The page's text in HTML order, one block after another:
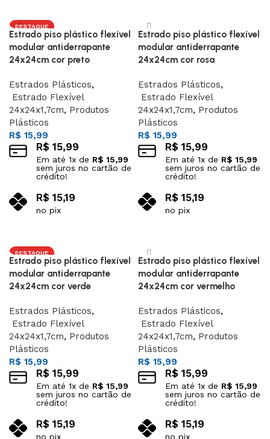
DESTAQUE
Estrado piso plástico flexível
modular antiderrapante
24x24cm cor preto
Estrados Plásticos,
Estrado Flexível
24x24x1,7cm, Produtos
Plásticos
R$ 15,99
R$ 15,99
Em até 1x de R$ 15,99
sem juros no cartão de
crédito!
R$ 15,19
no pix
Estrado piso plástico flexível
modular antiderrapante
24x24cm cor rosa
Estrados Plásticos,
Estrado Flexível
24x24x1,7cm, Produtos
Plásticos
R$ 15,99
R$ 15,99
Em até 1x de R$ 15,99
sem juros no cartão de
crédito!
R$ 15,19
no pix
DESTAQUE
Estrado piso plástico flexível
modular antiderrapante
24x24cm cor verde
Estrados Plásticos,
Estrado Flexível
24x24x1,7cm, Produtos
Plásticos
R$ 15,99
R$ 15,99
Em até 1x de R$ 15,99
sem juros no cartão de
crédito!
R$ 15,19
no pix
Estrado piso plástico flexível
modular antiderrapante
24x24cm cor vermelho
Estrados Plásticos,
Estrado Flexível
24x24x1,7cm, Produtos
Plásticos
R$ 15,99
R$ 15,99
Em até 1x de R$ 15,99
sem juros no cartão de
crédito!
R$ 15,19
no pix